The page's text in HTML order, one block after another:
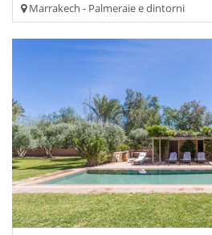
Marrakech - Palmeraie e dintorni